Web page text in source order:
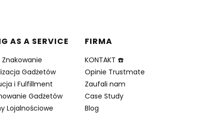
AS A SERVICE
Znakowanie
Gadżetów
i Fulfillment
Gadżetów
Lojalnościowe
FIRMA
KONTAKT ☎️
Opinie Trustmate
Zaufali nam
Case Study
Blog